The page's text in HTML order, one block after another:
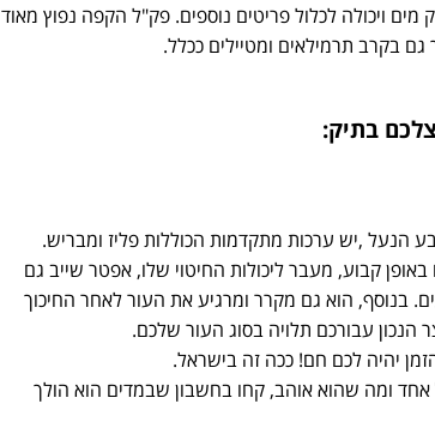
מים ויכולה לכלול פריטים נוספים. פק"ל הקפה נפוץ מאוד
בקרב תרמילאים ומטיילים ככלל.
בתיק:
,יש ערכות מתקדמות הכוללות פליז ומבריש.
קבוע, מעבר ליכולות החיטוי שלו, אפטר שייב גם
בנוסף, הוא גם מקרר ומרגיע את העור לאחר החיכוך
עבורכם תלויה בסוג העור שלכם.
ומה שהוא אוהב, קחו בחשבון שבמדים הוא הולך